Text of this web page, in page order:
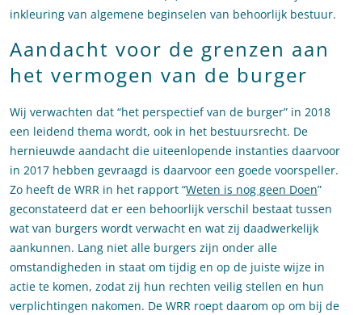
inkleuring van algemene beginselen van behoorlijk bestuur.
Aandacht voor de grenzen aan
het vermogen van de burger
Wij verwachten dat “het perspectief van de burger” in 2018
een leidend thema wordt, ook in het bestuursrecht. De
hernieuwde aandacht die uiteenlopende instanties daarvoor
in 2017 hebben gevraagd is daarvoor een goede voorspeller.
Zo heeft de WRR in het rapport “Weten is nog geen Doen”
geconstateerd dat er een behoorlijk verschil bestaat tussen
wat van burgers wordt verwacht en wat zij daadwerkelijk
aankunnen. Lang niet alle burgers zijn onder alle
omstandigheden in staat om tijdig en op de juiste wijze in
actie te komen, zodat zij hun rechten veilig stellen en hun
verplichtingen nakomen. De WRR roept daarom op om bij de